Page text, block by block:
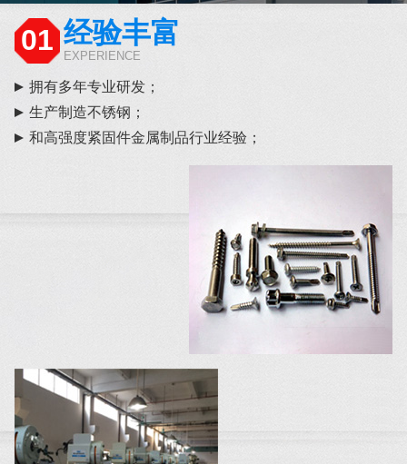
01 经验丰富
EXPERIENCE
拥有多年专业研发；
生产制造不锈钢；
和高强度紧固件金属制品行业经验；